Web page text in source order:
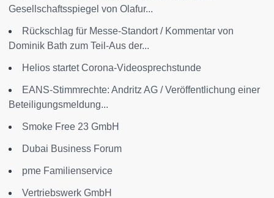
Gesellschaftsspiegel von Olafur...
Rückschlag für Messe-Standort / Kommentar von
Dominik Bath zum Teil-Aus der...
Helios startet Corona-Videosprechstunde
EANS-Stimmrechte: Andritz AG / Veröffentlichung einer
Beteiligungsmeldung...
Smoke Free 23 GmbH
Dubai Business Forum
pme Familienservice
Vertriebswerk GmbH